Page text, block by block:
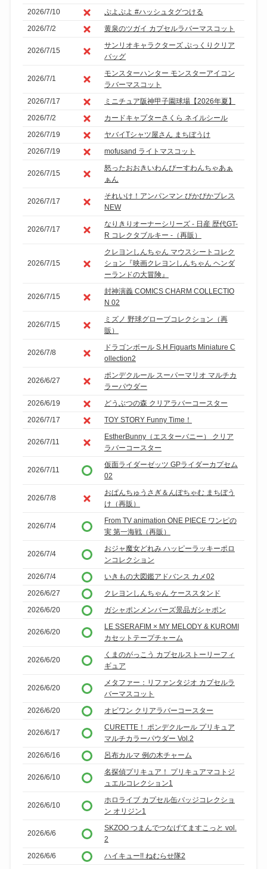
2026/7/10
ぷよぷよ #ハッシュタグつける
2026/7/2
黄泉のツガイ カプセルラバーマスコット
2026/7/15
サンリオキャラクターズ ぷっくりクリア
バッグ
2026/7/1
モンスターハンター モンスターアイコン
ラバーマスコット
2026/7/17
ミニチュア阪神甲子園球場【2026年夏】
2026/7/2
カードキャプターさくら ネイルシール
2026/7/19
ヤバイTシャツ屋さん まちぼうけ
2026/7/19
mofusand ライトマスコット
2026/7/15
怒ったおおきいわんぴーすわんちゃあぁ
ぁん
2026/7/17
それいけ！アンパンマン ぴかぴかブレス
NEW
2026/7/17
なりきりオーナーシリーズ - 日産 歴代GT-
R コレクタブルキー -（再販）
2026/7/15
クレヨンしんちゃん マウスシートコレク
ション『映画クレヨンしんちゃん ヘンダ
ーランドの大冒険』
2026/7/15
封神演義 COMICS CHARM COLLECTIO
N 02
2026/7/15
ミズノ 野球グローブコレクション（再
販）
2026/7/8
ドラゴンボール S.H.Figuarts Miniature C
ollection2
2026/6/27
ポンデクルール スーパーマリオ マルチカ
ラーパウダー
2026/6/19
どうぶつの森 クリアラバーコースター
2026/7/17
TOY STORY Funny Time！
2026/7/11
EstherBunny（エスターバニー） クリア
ラバーコースター
2026/7/11
仮面ライダーゼッツ GPライダーカプセム
02
2026/7/8
おぱんちゅうさぎ＆んぽちゃむ まちぼう
け（再販）
2026/7/4
From TV animation ONE PIECE ワンピの
実 第一海戦（再販）
2026/7/4
おジャ魔女どれみ ハッピーラッキーポロ
ンコレクション
2026/7/4
いきもの大図鑑アドバンス カメ02
2026/6/27
クレヨンしんちゃん ケーススタンド
2026/6/20
ガシャポンメンバーズ景品ガシャポン
2026/6/20
LE SSERAFIM × MY MELODY & KUROMI
カセットテープチャーム
2026/6/20
くまのがっこう カプセルストーリーフィ
ギュア
2026/6/20
メタファー：リファンタジオ カプセルラ
バーマスコット
2026/6/20
オビワン クリアラバーコースター
2026/6/17
CURETTE！ ポンデクルール プリキュア
マルチカラーパウダー Vol.2
2026/6/16
呂布カルマ 例の木チャーム
2026/6/10
名探偵プリキュア！ プリキュアマコトジ
ュエルコレクション1
2026/6/10
ホロライブ カプセル缶バッジコレクショ
ン オリジン1
2026/6/6
SKZOO つまんでつなげてますこっと vol.
2
2026/6/6
ハイキュー!! ねむらせ隊2